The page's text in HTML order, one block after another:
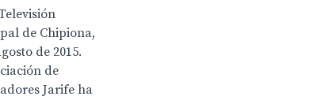
de Chipiona,
de 2015.
de
Jarife ha